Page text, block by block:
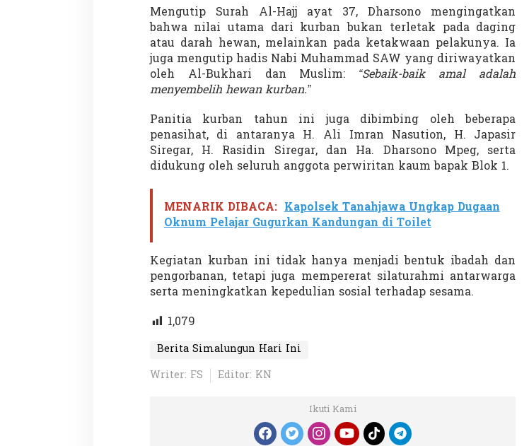
Mengutip Surah Al-Hajj ayat 37, Dharsono mengingatkan
bahwa nilai utama dari kurban bukan terletak pada daging
atau darah hewan, melainkan pada ketakwaan pelakunya. Ia
juga mengutip hadis Nabi Muhammad SAW yang diriwayatkan
oleh Al-Bukhari dan Muslim: “Sebaik-baik amal adalah
menyembelih hewan kurban.”
Panitia kurban tahun ini juga dibimbing oleh beberapa
penasihat, di antaranya H. Ali Imran Nasution, H. Japasir
Siregar, H. Rasidin Siregar, dan Ha. Dharsono Mpeg, serta
didukung oleh seluruh anggota perwiritan kaum bapak Blok 1.
MENARIK DIBACA: Kapolsek Tanahjawa Ungkap Dugaan
Oknum Pelajar Gugurkan Kandungan di Toilet
Kegiatan kurban ini tidak hanya menjadi bentuk ibadah dan
pengorbanan, tetapi juga mempererat silaturahmi antarwarga
serta meningkatkan kepedulian sosial terhadap sesama.
1,079
Berita Simalungun Hari Ini
Writer: FS
Editor: KN
Ikuti Kami
Demonstrasi Gen-Z Guncang
Setelah Gedung Parlemen Dibakar
12 September 2025
Menteri Nusron: Patok Batas Tanah
Penataan Ruang
Di NASIONAL, SOROTAN 8 Agustus 2025 Di KOLOM, Opini, SOROTAN